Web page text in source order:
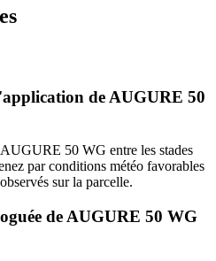
de AUGURE 50
50 WG entre les stades
par conditions météo favorables
sur la parcelle.
de AUGURE 50 WG